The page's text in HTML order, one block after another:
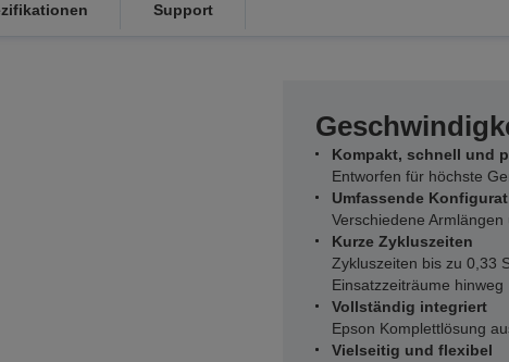
Support
Kompakt, schnell und
Entworfen für höchste
Umfassende
Verschiedene
Kurze Zykluszeiten
Zykluszeiten bis zu 0,33
Einsatzzeiträume hinweg
Vollständig integriert
Epson Komplettlösung
Vielseitig und flexibel